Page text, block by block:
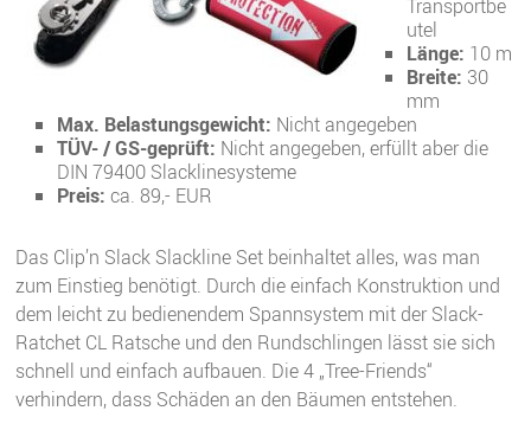
Transportbe
utel
Länge: 10 m
Breite: 30
mm
Max. Belastungsgewicht: Nicht angegeben
TÜV- / GS-geprüft: Nicht angegeben, erfüllt aber die
DIN 79400 Slacklinesysteme
Preis: ca. 89,- EUR
Das Clip’n Slack Slackline Set beinhaltet alles, was man
zum Einstieg benötigt. Durch die einfach Konstruktion und
dem leicht zu bedienendem Spannsystem mit der Slack-
Ratchet CL Ratsche und den Rundschlingen lässt sie sich
schnell und einfach aufbauen. Die 4 „Tree-Friends“
verhindern, dass Schäden an den Bäumen entstehen.